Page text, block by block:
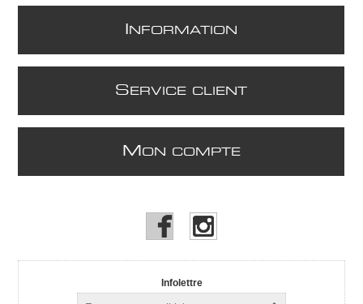
NFORMATION
S ERVICE CLIENT
M ON COMPTE
Infolettre